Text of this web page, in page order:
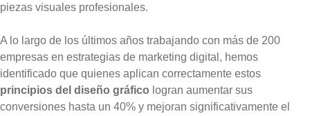
piezas visuales profesionales.
A lo largo de los últimos años trabajando con más de 200
empresas en estrategias de marketing digital, hemos
identificado que quienes aplican correctamente estos
principios del diseño gráfico logran aumentar sus
conversiones hasta un 40% y mejoran significativamente el